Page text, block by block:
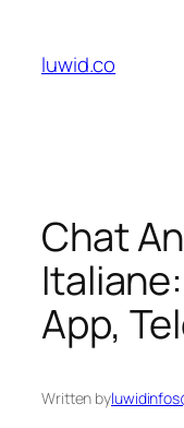
content
luwid.co
Chat
App,
Written by